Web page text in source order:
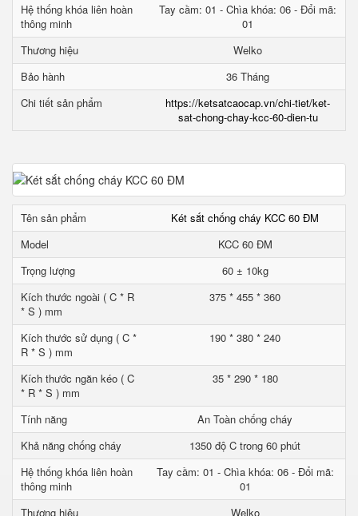
Hệ thống khóa liên hoàn
thông minh
Tay cầm: 01 - Chìa khóa: 06 - Đổi mã:
01
Thương hiệu
Welko
Bảo hành
36 Tháng
Chi tiết sản phẩm
https://ketsatcaocap.vn/chi-tiet/ket-
sat-chong-chay-kcc-60-dien-tu
Tên sản phẩm
Két sắt chống cháy KCC 60 ĐM
Model
KCC 60 ĐM
Trọng lượng
60 ± 10kg
Kích thước ngoài ( C * R
* S ) mm
375 * 455 * 360
Kích thước sử dụng ( C *
R * S ) mm
190 * 380 * 240
Kích thước ngăn kéo ( C
* R * S ) mm
35 * 290 * 180
Tính năng
An Toàn chống cháy
Khả năng chống cháy
1350 độ C trong 60 phút
Hệ thống khóa liên hoàn
thông minh
Tay cầm: 01 - Chìa khóa: 06 - Đổi mã:
01
Thương hiệu
Welko